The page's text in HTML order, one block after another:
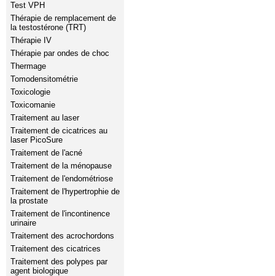
Test VPH
Thérapie de remplacement de
la testostérone (TRT)
Thérapie IV
Thérapie par ondes de choc
Thermage
Tomodensitométrie
Toxicologie
Toxicomanie
Traitement au laser
Traitement de cicatrices au
laser PicoSure
Traitement de l'acné
Traitement de la ménopause
Traitement de l'endométriose
Traitement de l'hypertrophie de
la prostate
Traitement de l'incontinence
urinaire
Traitement des acrochordons
Traitement des cicatrices
Traitement des polypes par
agent biologique